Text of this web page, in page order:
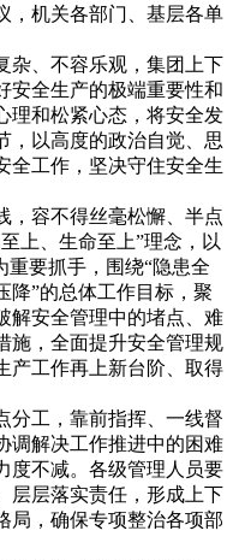
，机关各部门、基层各单
杂、不容乐观，集团上下
安全生产的极端重要性和
理和松紧心态，将安全发
，以高度的政治自觉、思
全工作，坚决守住安全生
，容不得丝毫松懈、半点
上、生命至上”理念，以
重要抓手，围绕“隐患全
降”的总体工作目标，聚
解安全管理中的堵点、难
施，全面提升安全管理规
产工作再上新台阶、取得
分工，靠前指挥、一线督
调解决工作推进中的困难
度不减。各级管理人员要
层层落实责任，形成上下
局，确保专项整治各项部